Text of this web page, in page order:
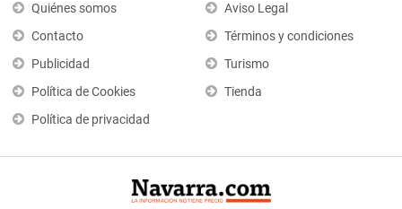
Quiénes somos
Contacto
Publicidad
Política de Cookies
Política de privacidad
Aviso Legal
Términos y condiciones
Turismo
Tienda